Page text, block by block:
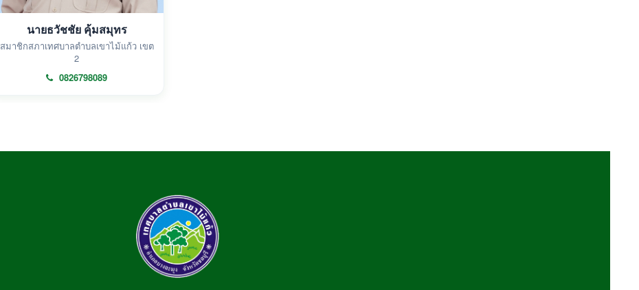
นายธวัชชัย คุ้มสมุทร
สมาชิกสภาเทศบาลตำบลเขาไม้แก้ว เขต
2
0826798089